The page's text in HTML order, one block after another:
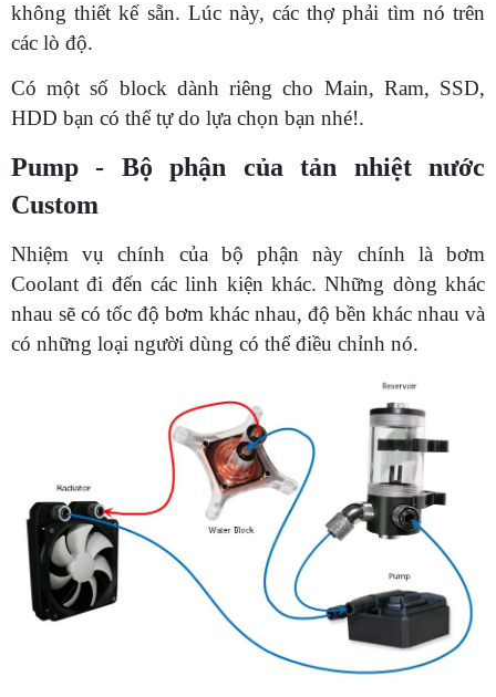
không thiết kế sẵn. Lúc này, các thợ phải tìm nó trên
các lò độ.
Có một số block dành riêng cho Main, Ram, SSD,
HDD bạn có thể tự do lựa chọn bạn nhé!.
Pump - Bộ phận của tản nhiệt nước
Custom
Nhiệm vụ chính của bộ phận này chính là bơm
Coolant đi đến các linh kiện khác. Những dòng khác
nhau sẽ có tốc độ bơm khác nhau, độ bền khác nhau và
có những loại người dùng có thể điều chỉnh nó.